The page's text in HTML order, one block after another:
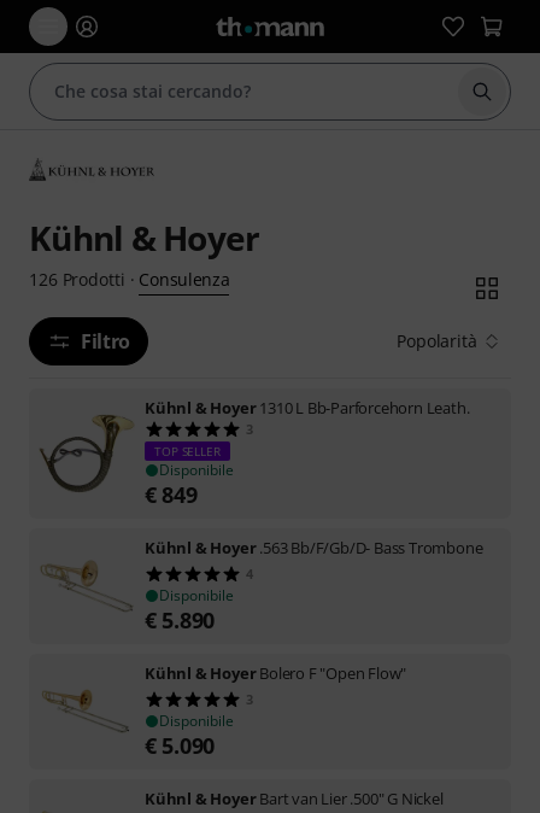
Kühnl & Hoyer
126 Prodotti · Consulenza
Filtro Popolarità
Kühnl & Hoyer1310 L Bb-Parforcehorn Leath.
3
TOP SELLER
Disponibile
€ 849
Kühnl & Hoyer.563 Bb/F/Gb/D- Bass Trombone
4
Disponibile
€ 5.890
Kühnl & HoyerBolero F "Open Flow"
3
Disponibile
€ 5.090
Kühnl & HoyerBart van Lier .500" G Nickel